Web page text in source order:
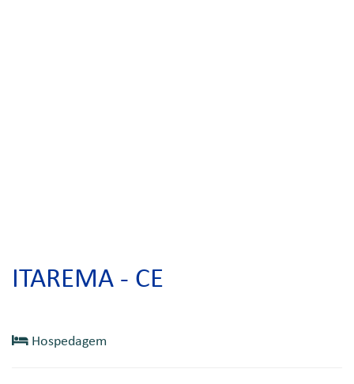
ITAREMA - CE
Hospedagem